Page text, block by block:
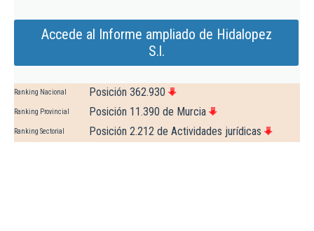
Accede al Informe ampliado de Hidalopez
S.l.
Ranking Nacional Posición 362.930
Ranking Provincial Posición 11.390 de Murcia
Ranking Sectorial Posición 2.212 de Actividades jurídicas